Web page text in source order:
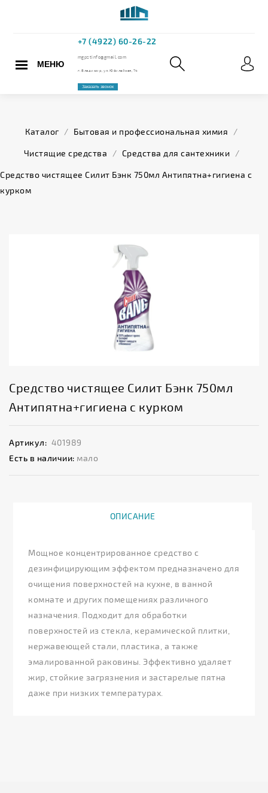
МЕНЮ
Заказать звонок
Каталог / Бытовая и профессиональная химия /
Чистящие средства / Средства для сантехники /
Средство чистящее Силит Бэнк 750мл Антипятна+гигиена с
курком
Средство чистящее Силит Бэнк 750мл
Антипятна+гигиена с курком
Артикул: 401989
Есть в наличии: мало
ОПИСАНИЕ
Мощное концентрированное средство с
дезинфицирующим эффектом предназначено для
очищения поверхностей на кухне, в ванной
комнате и других помещениях различного
назначения. Подходит для обработки
поверхностей из стекла, керамической плитки,
нержавеющей стали, пластика, а также
эмалированной раковины. Эффективно удаляет
жир, стойкие загрязнения и застарелые пятна
даже при низких температурах.